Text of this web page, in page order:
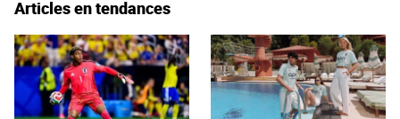
Articles en tendances